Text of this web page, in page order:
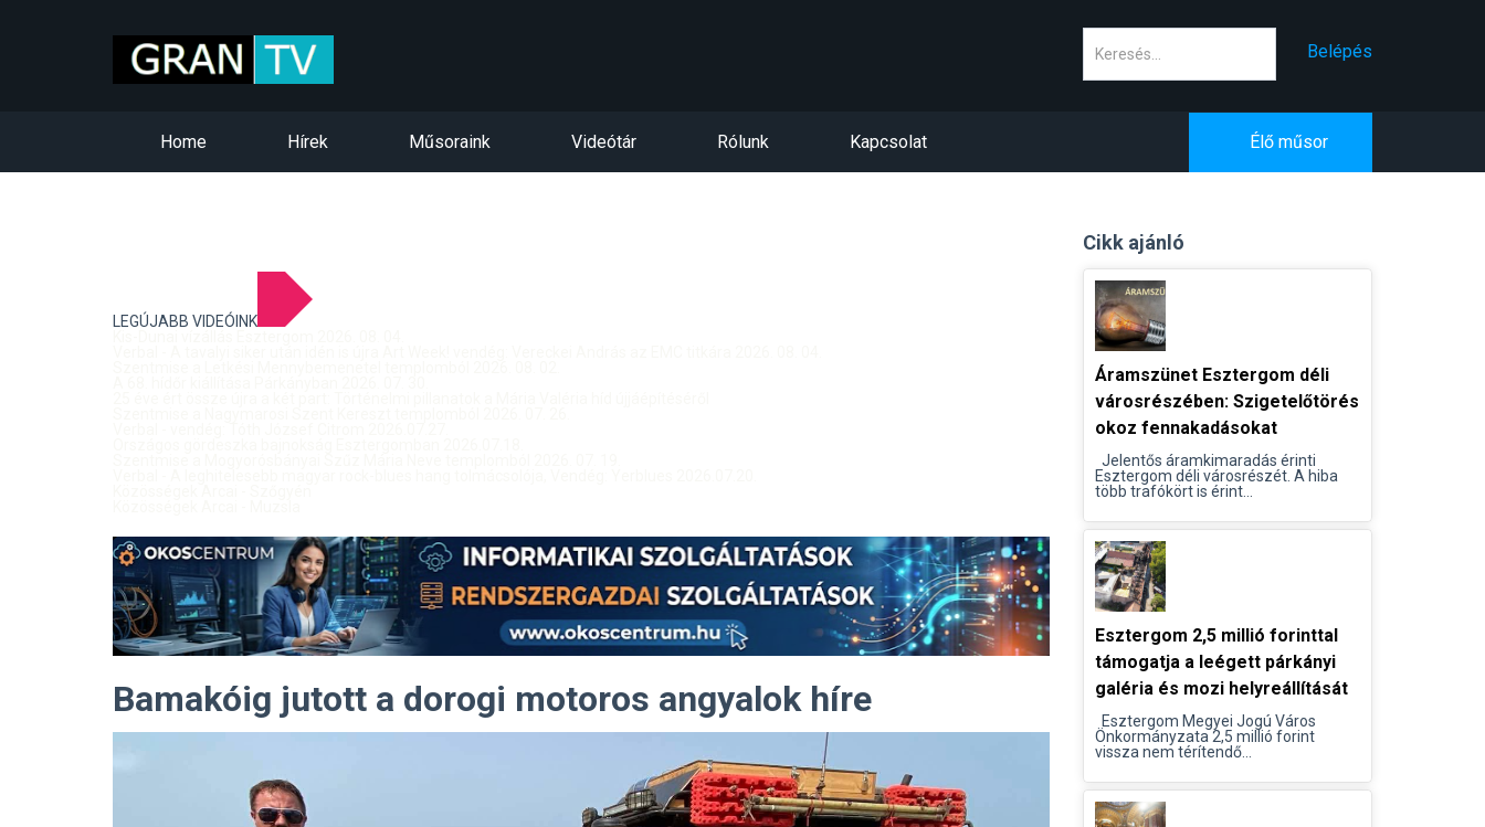
Belépés
Home Hírek Műsoraink Videótár Rólunk Kapcsolat Élő műsor
LEGÚJABB VIDEÓINK
Bamakóig jutott a dorogi motoros angyalok híre
Cikk ajánló
Áramszünet Esztergom déli
városrészében: Szigetelőtörés
okoz fennakadásokat
Jelentős áramkimaradás érinti
Esztergom déli városrészét. A hiba
több trafókört is érint...
Esztergom 2,5 millió forinttal
támogatja a leégett párkányi
galéria és mozi helyreállítását
Esztergom Megyei Jogú Város
Önkormányzata 2,5 millió forint
vissza nem térítendő...